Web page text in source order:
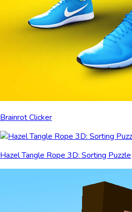
Brainrot Clicker
Hazel Tangle Rope 3D: Sorting Puzzle